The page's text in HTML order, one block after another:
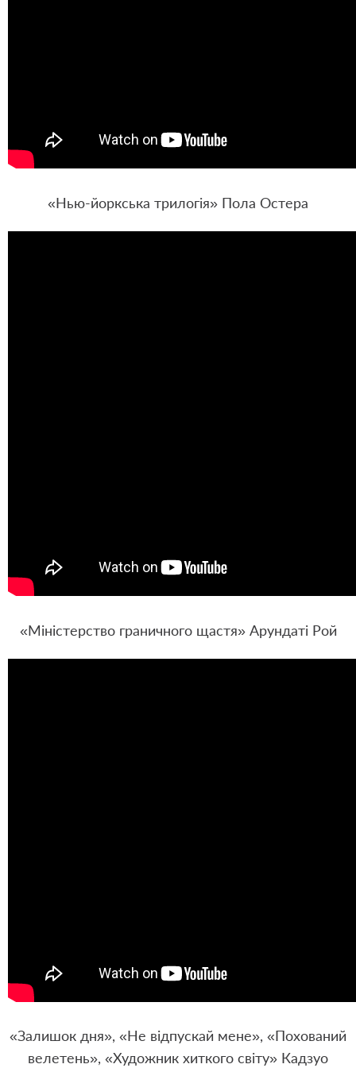
«Нью-йоркська трилогія» Пола Остера
«Міністерство граничного щастя» Арундаті Рой
«Залишок дня», «Не відпускай мене», «Похований
велетень», «Художник хиткого світу» Кадзуо